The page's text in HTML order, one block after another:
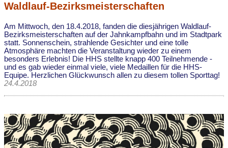
Waldlauf-Bezirksmeisterschaften
Am Mittwoch, den 18.4.2018, fanden die diesjährigen Waldlauf-
Bezirksmeisterschaften auf der Jahnkampfbahn und im Stadtpark
statt. Sonnenschein, strahlende Gesichter und eine tolle
Atmosphäre machten die Veranstaltung wieder zu einem
besonders Erlebnis! Die HHS stellte knapp 400 Teilnehmende -
und es gab wieder einmal viele, viele Medaillen für die HHS-
Equipe. Herzlichen Glückwunsch allen zu diesem tollen Sporttag!
24.4.2018